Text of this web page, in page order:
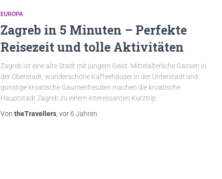
EUROPA
Zagreb in 5 Minuten – Perfekte
Reisezeit und tolle Aktivitäten
Zagreb ist eine alte Stadt mit jungem Geist. Mittelalterliche Gassen in
der Oberstadt, wunderschöne Kaffeehäuser in der Unterstadt und
günstige kroatische Gaumenfreuden machen die kroatische
Hauptstadt Zagreb zu einem interessanten Kurztrip.
Von theTravellers , vor 6 Jahren